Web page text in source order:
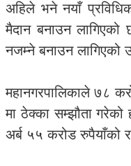
अहिले भने नयाँ
मैदान बनाउन लागिएको
नजम्ने बनाउन लागिएको
महानगरपालिकाले ७८
मा ठेक्का सम्झौता गरेको
अर्ब ५५ करोड रुपैयाँको